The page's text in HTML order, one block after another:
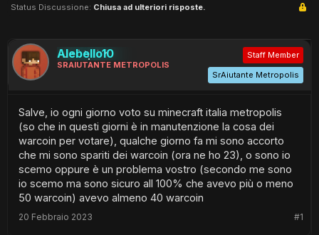
Status Discussione: Chiusa ad ulteriori risposte.
Alebello10
SRAIUTANTE METROPOLIS
Staff Member
SrAiutante Metropolis
Salve, io ogni giorno voto su minecraft italia metropolis
(so che in questi giorni è in manutenzione la cosa dei
warcoin per votare), qualche giorno fa mi sono accorto
che mi sono spariti dei warcoin (ora ne ho 23), o sono io
scemo oppure è un problema vostro (secondo me sono
io scemo ma sono sicuro all 100% che avevo più o meno
50 warcoin) avevo almeno 40 warcoin
#1
20 Febbraio 2023